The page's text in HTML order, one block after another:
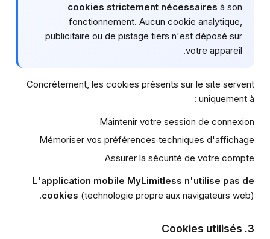
cookies strictement nécessaires à son
fonctionnement. Aucun cookie analytique,
publicitaire ou de pistage tiers n'est déposé sur
votre appareil.
Concrètement, les cookies présents sur le site servent
uniquement à :
Maintenir votre session de connexion
Mémoriser vos préférences techniques d'affichage
Assurer la sécurité de votre compte
L'application mobile MyLimitless n'utilise pas de
cookies (technologie propre aux navigateurs web).
3. Cookies utilisés